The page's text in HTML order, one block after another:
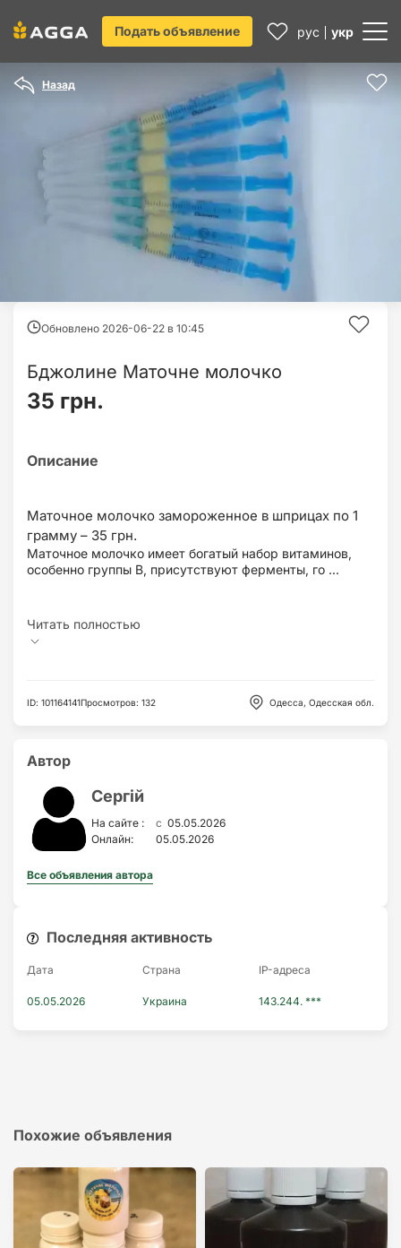
Подать объявление рус укр
Назад
Обновлено 2026-06-22 в 10:45
Бджолине Маточне молочко
35 грн.
Маточное молочко замороженное в шприцах по 1
Маточное молочко имеет богатый набор витаминов,
особенно группы В, присутствуют ферменты, го ...
ID: 101164141Просмотров: 132 Одесса, Одесская обл.
Автор
Сергій
На сайте : c 05.05.2026
Онлайн:
05.05.2026
Все объявления автора
Последняя активность
Дата Страна IP-адресa
05.05.2026 Украина 143.244. ***
Похожие объявления